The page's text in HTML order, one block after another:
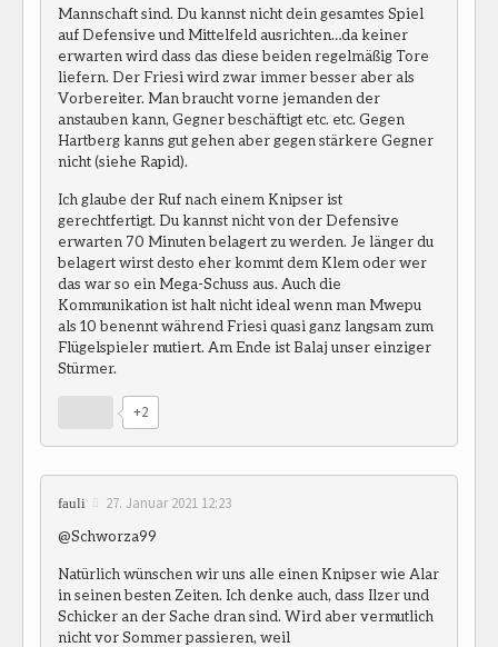
Mannschaft sind. Du kannst nicht dein gesamtes Spiel
auf Defensive und Mittelfeld ausrichten…da keiner
erwarten wird dass das diese beiden regelmäßig Tore
liefern. Der Friesi wird zwar immer besser aber als
Vorbereiter. Man braucht vorne jemanden der
anstauben kann, Gegner beschäftigt etc. etc. Gegen
Hartberg kanns gut gehen aber gegen stärkere Gegner
nicht (siehe Rapid).
Ich glaube der Ruf nach einem Knipser ist
gerechtfertigt. Du kannst nicht von der Defensive
erwarten 70 Minuten belagert zu werden. Je länger du
belagert wirst desto eher kommt dem Klem oder wer
das war so ein Mega-Schuss aus. Auch die
Kommunikation ist halt nicht ideal wenn man Mwepu
als 10 benennt während Friesi quasi ganz langsam zum
Flügelspieler mutiert. Am Ende ist Balaj unser einziger
Stürmer.
+2
fauli 27. Januar 2021 12:23
@Schworza99
Natürlich wünschen wir uns alle einen Knipser wie Alar
in seinen besten Zeiten. Ich denke auch, dass Ilzer und
Schicker an der Sache dran sind. Wird aber vermutlich
nicht vor Sommer passieren, weil